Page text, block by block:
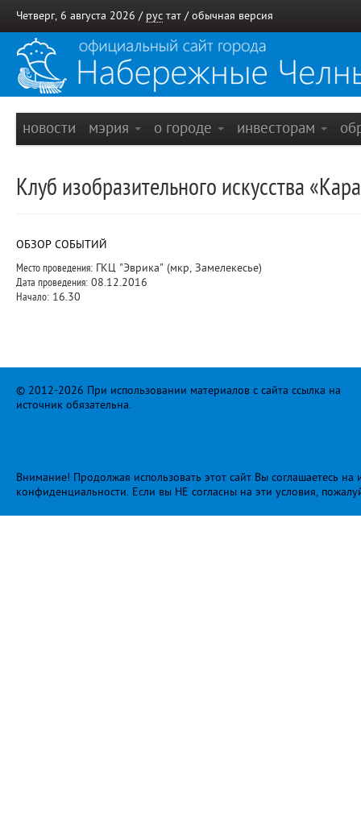
Четверг, 6 августа 2026 / рус тат / обычная версия
новости мэрия о городе инвесторам
Клуб изобразительного искусства
ОБЗОР СОБЫТИЙ
Место проведения: ГКЦ "Эврика" (мкр, Замелекесье)
Дата проведения: 08.12.2016
Начало: 16.30
© 2012-2026 При использовании материалов с сайта ссылка на
источник обязательна.
Внимание! Продолжая использовать этот сайт Вы соглашаетесь
конфиденциальности. Если вы НЕ согласны на эти условия,